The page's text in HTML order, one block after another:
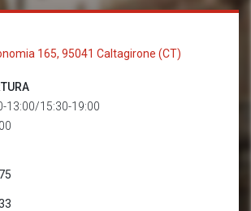
165, 95041 Caltagirone (CT)
13:00/15:30-19:00